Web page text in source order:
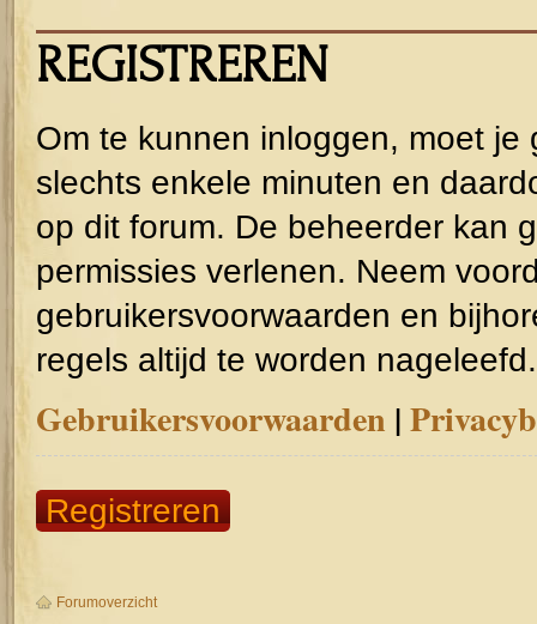
REGISTREREN
Om te kunnen inloggen, moet
slechts enkele minuten en
op dit forum. De beheerder kan
permissies verlenen. Neem
gebruikersvoorwaarden en
regels altijd te worden nageleefd.
Gebruikersvoorwaarden |
Registreren
Forumoverzicht